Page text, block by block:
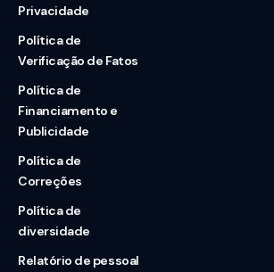
Privacidade
Política de
Verificação de Fatos
Política de
Financiamento e
Publicidade
Política de
Correções
Política de
diversidade
Relatório de pessoal